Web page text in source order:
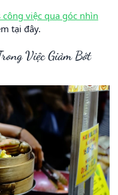
công việc qua góc nhìn
tại đây.
Việc Giảm Bớt